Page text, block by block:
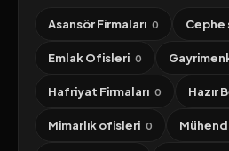
Asansör Firmaları 0 Cephe
Emlak Ofisleri 0
Hafriyat Firmaları 0 Hazır
Mimarlık ofisleri 0